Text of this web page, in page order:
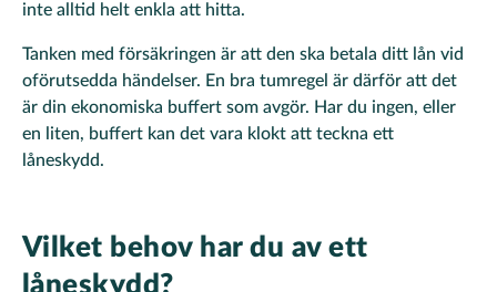
inte alltid helt enkla att hitta.
Tanken med försäkringen är att den ska betala ditt lån vid
oförutsedda händelser. En bra tumregel är därför att det
är din ekonomiska buffert som avgör. Har du ingen, eller
en liten, buffert kan det vara klokt att teckna ett
låneskydd.
Vilket behov har du av ett
låneskydd?